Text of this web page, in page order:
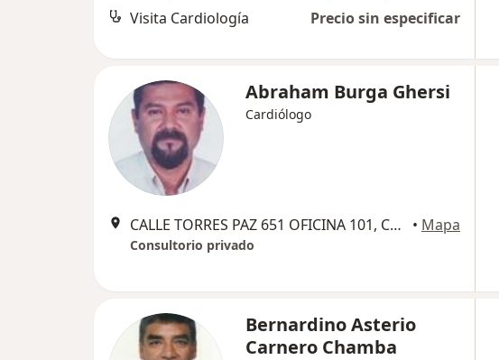
Visita Cardiología Precio sin especificar
Abraham Burga Ghersi
Cardiólogo
CALLE TORRES PAZ 651 OFICINA 101, Chiclayo • Mapa
Consultorio privado
Bernardino Asterio
Carnero Chamba